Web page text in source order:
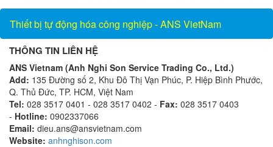
Thiết bị tự động hóa công nghiệp - ANS VietNam
THÔNG TIN LIÊN HỆ
ANS Vietnam (Anh Nghi Son Service Trading Co., Ltd.)
Add: 135 Đường số 2, Khu Đô Thị Vạn Phúc, P. Hiệp Bình Phước,
Q. Thủ Đức, TP. HCM, Việt Nam
Tel: 028 3517 0401 - 028 3517 0402 - Fax: 028 3517 0403
- Hotline: 0902337066
Email: dieu.ans@ansvietnam.com
Website: anhnghison.com